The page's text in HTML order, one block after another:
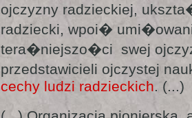
ojczyzny radzieckiej,
radziecki, wpoi�
tera�niejszo�ci swej
przedstawicieli ojczystej
cechy ludzi radzieckich. (...)